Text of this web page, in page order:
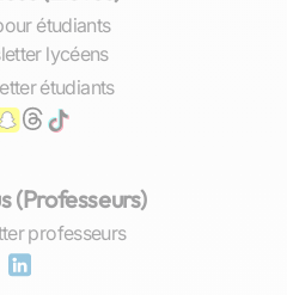
leur rythme. Cette
et leur
des atouts majeurs
de soi
rôle crucial dans le
de soi des élèves.
étudiants
lycéens
étudiants
(Professeurs)
professeurs